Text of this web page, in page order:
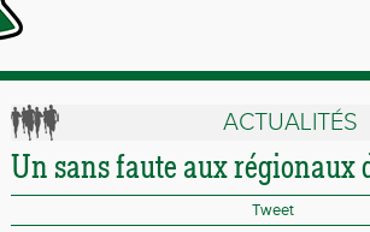
ACTUALITÉS
Un sans faute aux régionaux
Tweet